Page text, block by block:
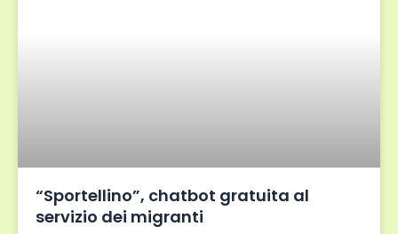
“Sportellino”, chatbot gratuita al
servizio dei migranti